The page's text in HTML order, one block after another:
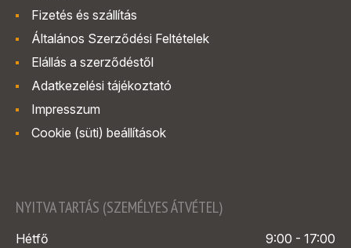
Fizetés és szállítás
Általános Szerződési Feltételek
Elállás a szerződéstől
Adatkezelési tájékoztató
Impresszum
Cookie (süti) beállítások
NYITVA TARTÁS (SZEMÉLYES ÁTVÉTEL)
Hétfő
9:00 - 17:00